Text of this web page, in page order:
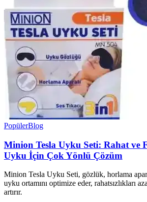
PopülerBlog
Minion Tesla Uyku Seti: Rahat ve
Uyku İçin Çok Yönlü Çözüm
Minion Tesla Uyku Seti, gözlük, horlama
uyku ortamını optimize eder, rahatsızlıkları
artırır.